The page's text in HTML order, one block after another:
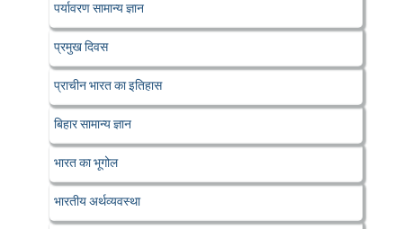
पर्यावरण सामान्य ज्ञान
प्रमुख दिवस
प्राचीन भारत का इतिहास
बिहार सामान्य ज्ञान
भारत का भूगोल
भारतीय अर्थव्यवस्था